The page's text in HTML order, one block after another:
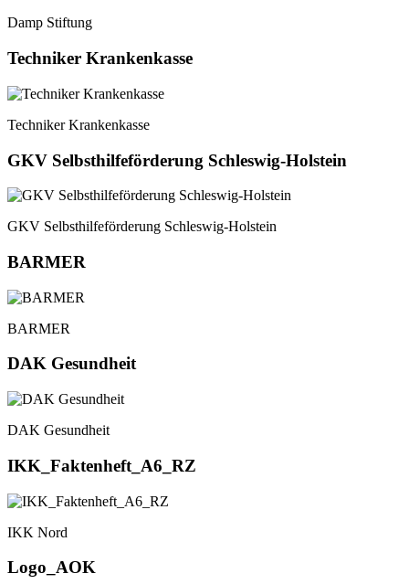
Damp Stiftung
Techniker Krankenkasse
Techniker Krankenkasse
GKV Selbsthilfeförderung Schleswig-Holstein
GKV Selbsthilfeförderung Schleswig-Holstein
BARMER
BARMER
DAK Gesundheit
DAK Gesundheit
IKK_Faktenheft_A6_RZ
IKK Nord
Logo_AOK